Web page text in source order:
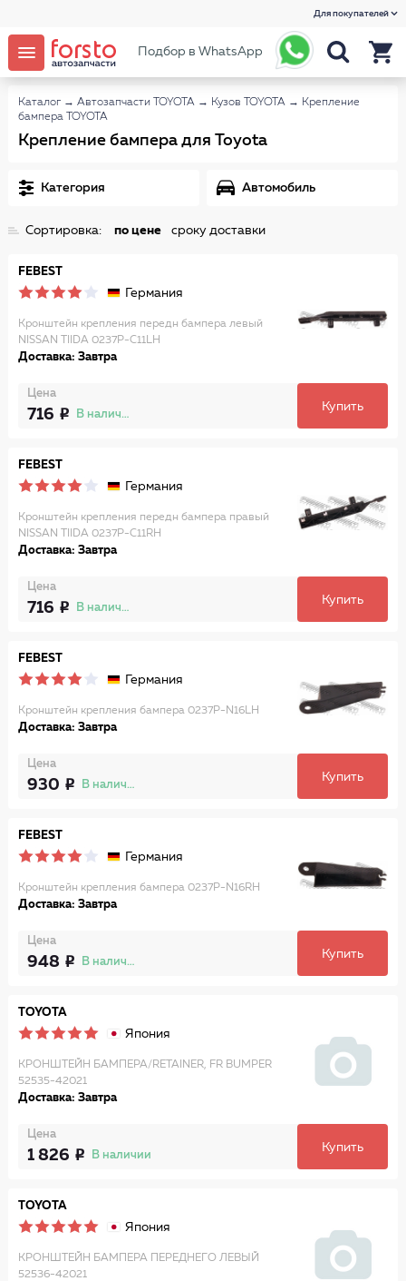
Для покупателей
Подбор в WhatsApp
Каталог → Автозапчасти TOYOTA → Кузов TOYOTA → Крепление
бампера TOYOTA
Крепление бампера для Toyota
Категория Автомобиль
Сортировка: по цене сроку доставки
FEBEST
Германия
Кронштейн крепления передн бампера левый
NISSAN TIIDA 0237P-C11LH
Доставка: Завтра
Цена
716 В наличии
Купить
FEBEST
Германия
Кронштейн крепления передн бампера правый
NISSAN TIIDA 0237P-C11RH
Доставка: Завтра
Цена
716 В наличии
Купить
FEBEST
Германия
Кронштейн крепления бампера 0237P-N16LH
Доставка: Завтра
Цена
930 В наличии
Купить
FEBEST
Германия
Кронштейн крепления бампера 0237P-N16RH
Доставка: Завтра
Цена
948 В наличии
Купить
TOYOTA
Япония
КРОНШТЕЙН БАМПЕРА/RETAINER, FR BUMPER
52535-42021
Доставка: Завтра
Цена
1 826 В наличии
Купить
TOYOTA
Япония
КРОНШТЕЙН БАМПЕРА ПЕРЕДНЕГО ЛЕВЫЙ
52536-42021